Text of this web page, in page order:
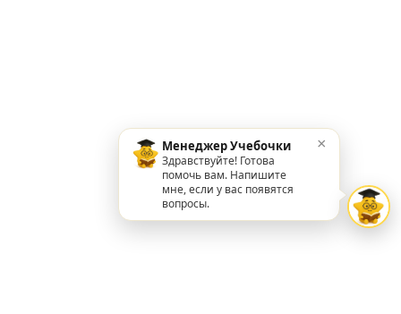
Менеджер Учебочки
Здравствуйте! Готова
помочь вам. Напишите
мне, если у вас появятся
вопросы.
×